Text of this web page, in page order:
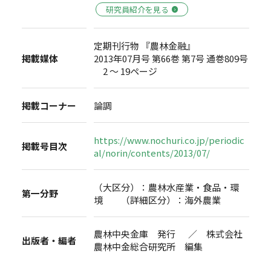
研究員紹介を見る
掲載媒体
定期刊行物 『農林金融』
2013年07月号 第66巻 第7号 通巻809号
2 ～ 19ページ
掲載コーナー 論調
掲載号目次
https://www.nochuri.co.jp/periodic
al/norin/contents/2013/07/
第一分野
（大区分）：農林水産業・食品・環
境 （詳細区分）：海外農業
出版者・編者
農林中央金庫 発行 ／ 株式会社
農林中金総合研究所 編集